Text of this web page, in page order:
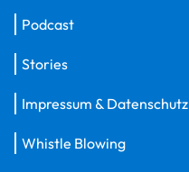
Podcast
Stories
Impressum & Datenschutz
Whistle Blowing